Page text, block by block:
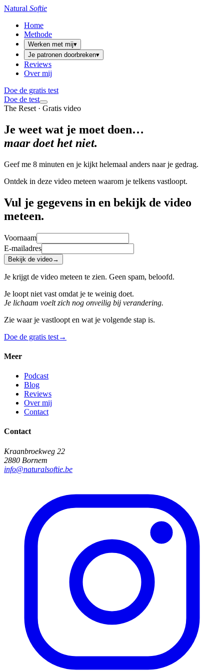
Natural Softie
Home
Methode
Werken met mij▾
Je patronen doorbreken▾
Reviews
Over mij
Doe de gratis test
Doe de test
The Reset · Gratis video
Je weet wat je moet doen…
maar doet het niet.
Geef me 8 minuten en je kijkt helemaal anders naar je gedrag.
Ontdek in deze video meteen waarom je telkens vastloopt.
Vul je gegevens in en bekijk de video
meteen.
Voornaam
E-mailadres
Bekijk de video→
Je krijgt de video meteen te zien. Geen spam, beloofd.
Je loopt niet vast omdat je te weinig doet.
Je lichaam voelt zich nog onveilig bij verandering.
Zie waar je vastloopt en wat je volgende stap is.
Doe de gratis test→
Meer
Podcast
Blog
Reviews
Over mij
Contact
Contact
Kraanbroekweg 22
2880 Bornem
info@naturalsoftie.be